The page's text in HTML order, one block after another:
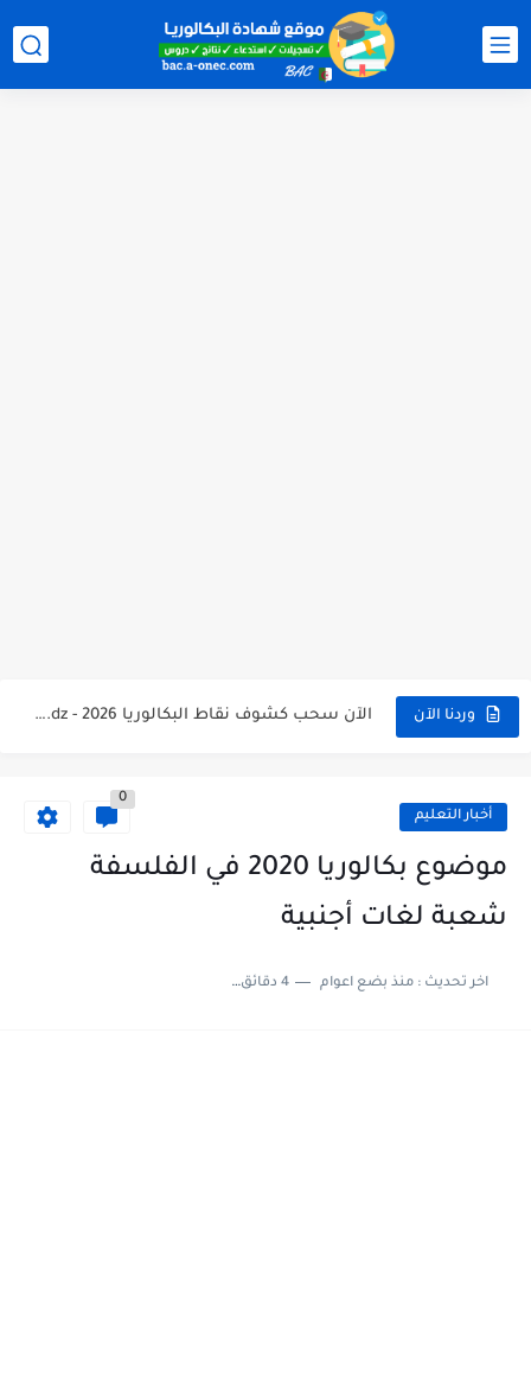
وردنا الآن الآن كشف نقاط المترشح الراسب في بكالوريا 2026 Relevé de...
استخراج كشف نقاط شهادة البكالوريا 2026 bac.onec.dz relevè أخبار التعليم
0
موضوع بكالوريا 2020 في الفلسفة
شعبة لغات أجنبية
اخر تحديث :منذ بضع اعوام 4 دقائق للقراءة